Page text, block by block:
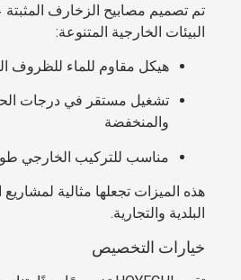
تم تصميم مصابيح الزخارف المثبتة
البيئات الخارجية المتنوعة:
هيكل مقاوم للماء للظروف
تشغيل مستقر في درجات الحرارة
والمنخفضة
مناسب للتركيب الخارجي طويل
هذه الميزات تجعلها مثالية لمشاريع
البلدية والتجارية.
خيارات التخصيص